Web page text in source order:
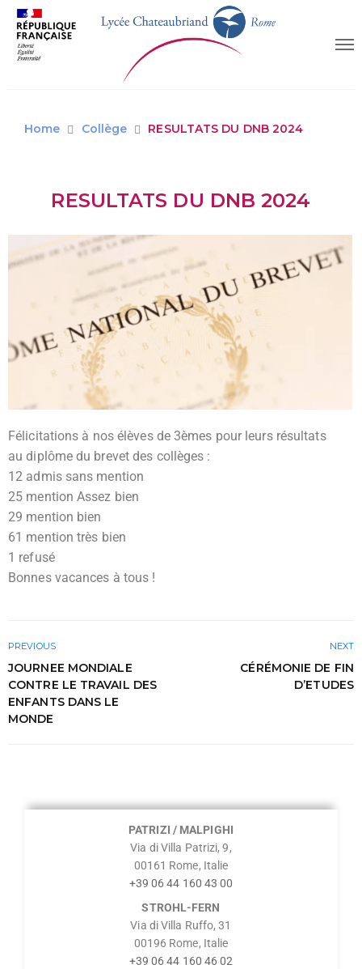
Home Collège RESULTATS DU DNB 2024
RESULTATS DU DNB 2024
Félicitations à nos élèves de 3èmes pour leurs résultats
au diplôme du brevet des collèges :
12 admis sans mention
25 mention Assez bien
29 mention bien
61 mention très bien
1 refusé
Bonnes vacances à tous !
PREVIOUS
JOURNEE MONDIALE
CONTRE LE TRAVAIL DES
ENFANTS DANS LE
MONDE
NEXT
CÉRÉMONIE DE FIN
D’ETUDES
PATRIZI / MALPIGHI
Via di Villa Patrizi, 9,
00161 Rome, Italie
+39 06 44 160 43 00
STROHL-FERN
Via di Villa Ruffo, 31
00196 Rome, Italie
+39 06 44 160 46 02